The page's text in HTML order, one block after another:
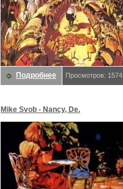
Подробнее Просмотров: 1574
Mike Svob - Nancy, De.